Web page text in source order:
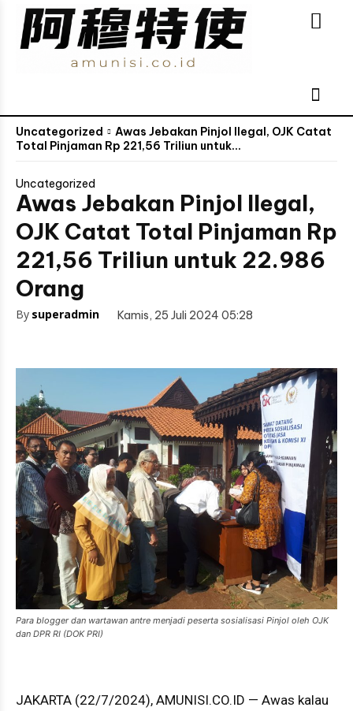
Uncategorized
Awas Jebakan Pinjol Ilegal, OJK Catat
Total Pinjaman Rp 221,56 Triliun untuk...
Uncategorized
Awas Jebakan Pinjol Ilegal,
OJK Catat Total Pinjaman Rp
221,56 Triliun untuk 22.986
Orang
By superadmin Kamis, 25 Juli 2024 05:28
Para blogger dan wartawan antre menjadi peserta sosialisasi Pinjol oleh OJK
dan DPR RI (DOK PRI)
JAKARTA (22/7/2024), AMUNISI.CO.ID — Awas kalau